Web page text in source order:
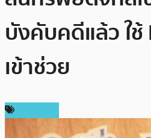
บังคับคดีแล้ว ใ
เข้าช่วย